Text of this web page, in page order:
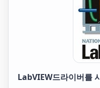
LabVIEW드라이버를